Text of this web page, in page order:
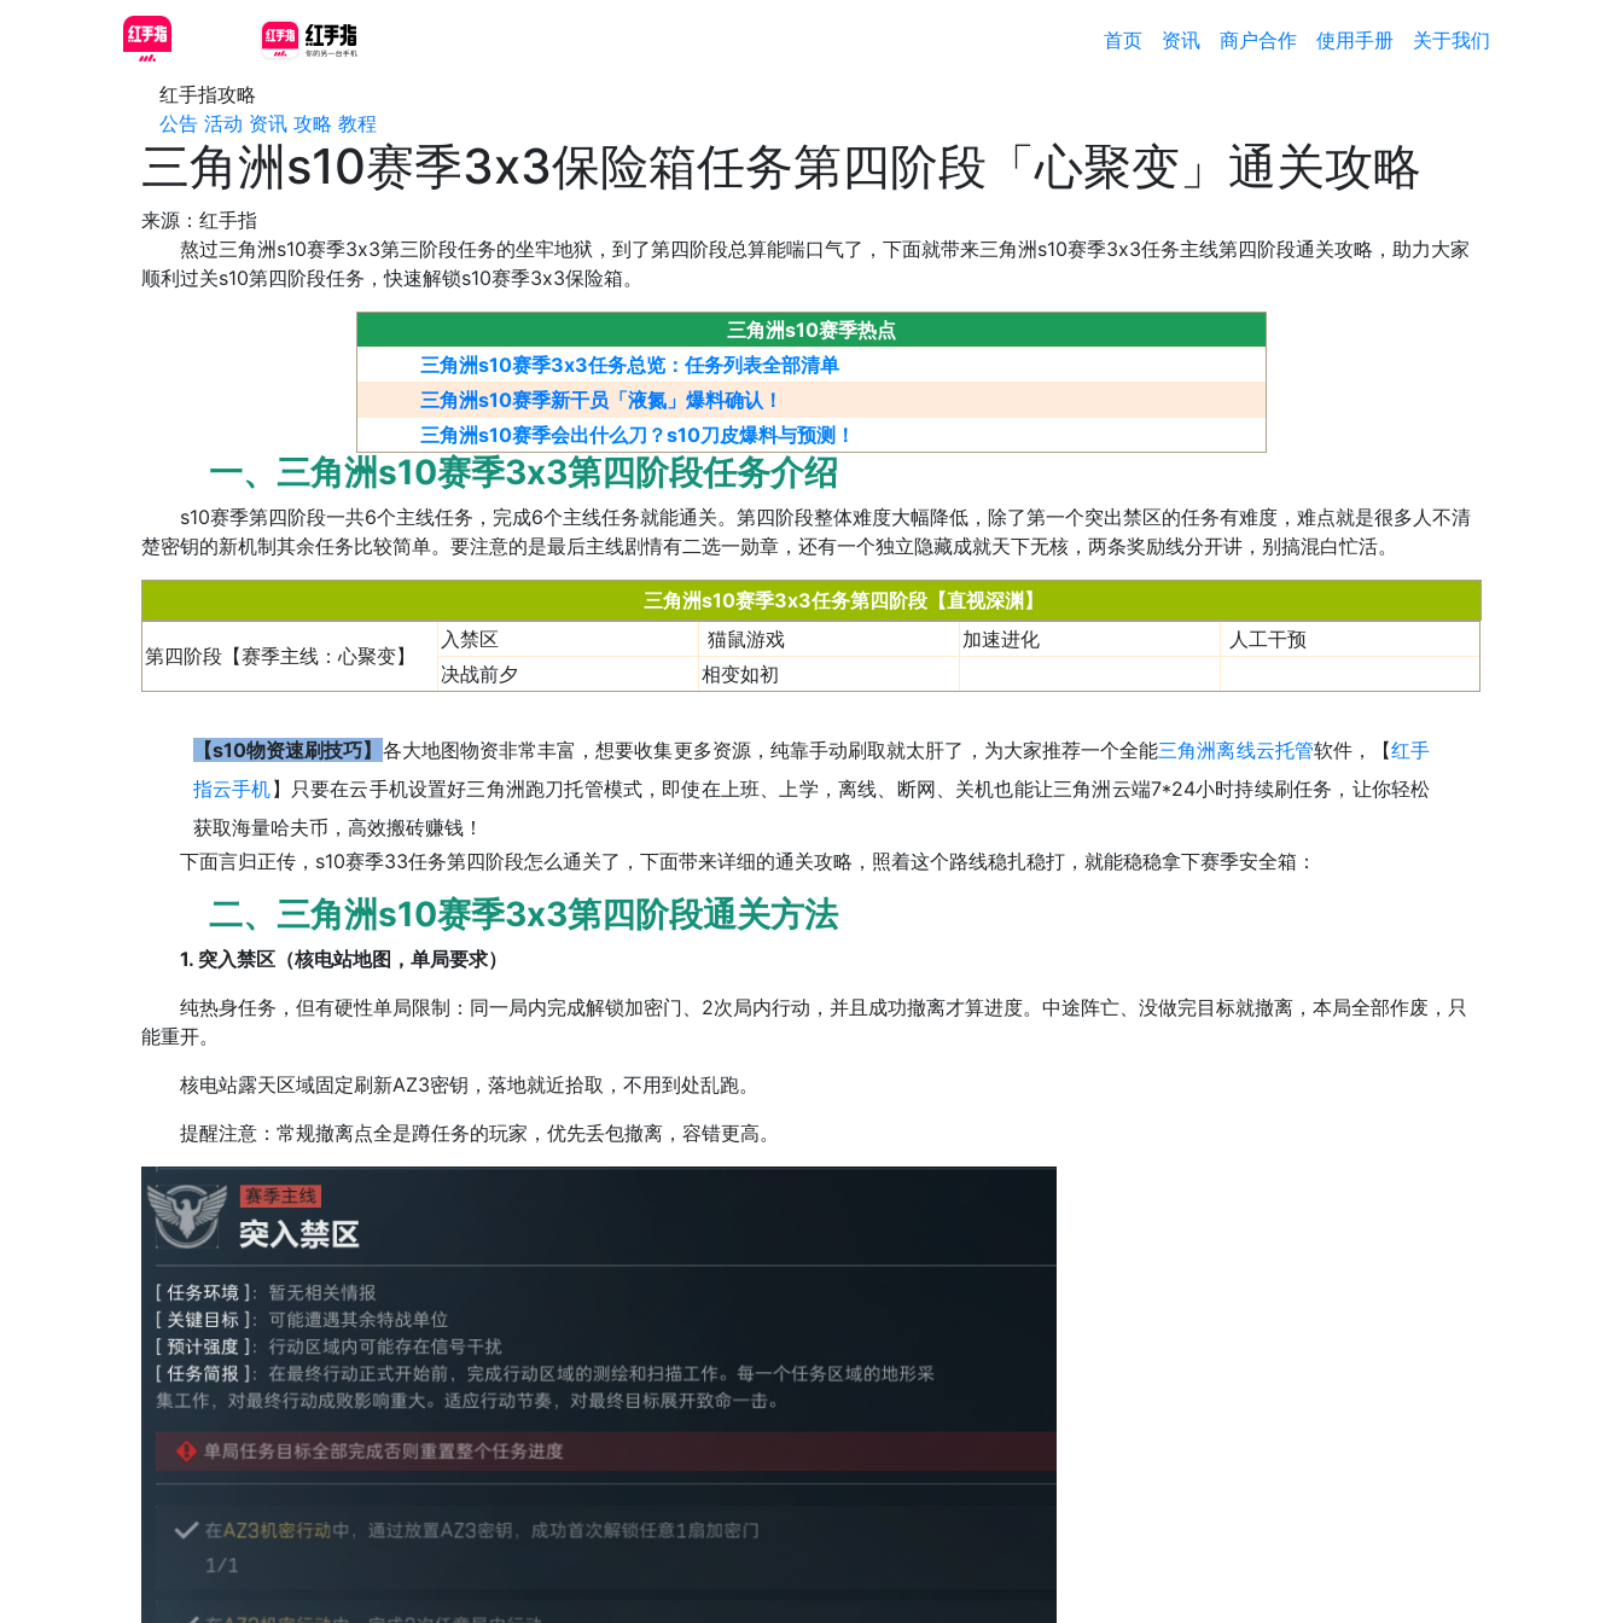
首页 资讯 商户合作 使用手册 关于我们
红手指攻略
公告 活动 资讯 攻略 教程
三角洲s10赛季3x3保险箱任务第四阶段「心聚变」通关攻略
来源：红手指
熬过三角洲s10赛季3x3第三阶段任务的坐牢地狱，到了第四阶段总算能喘口气了，下面就带来三角洲s10赛季3x3任务主线第四阶段通关攻略，助力大家
顺利过关s10第四阶段任务，快速解锁s10赛季3x3保险箱。
三角洲s10赛季热点
三角洲s10赛季3x3任务总览：任务列表全部清单
三角洲s10赛季新干员「液氮」爆料确认！
三角洲s10赛季会出什么刀？s10刀皮爆料与预测！
一、三角洲s10赛季3x3第四阶段任务介绍
s10赛季第四阶段一共6个主线任务，完成6个主线任务就能通关。第四阶段整体难度大幅降低，除了第一个突出禁区的任务有难度，难点就是很多人不清
楚密钥的新机制其余任务比较简单。要注意的是最后主线剧情有二选一勋章，还有一个独立隐藏成就天下无核，两条奖励线分开讲，别搞混白忙活。
三角洲s10赛季3x3任务第四阶段【直视深渊 】
第四阶段【赛季主线：心聚变】
入禁区 猫鼠游戏 加速进化
人工干预
决战前夕
相变如初
【s10物资速刷技巧】 各大地图物资非常丰富，想要收集更多资源，纯靠手动刷取就太肝了，为大家推荐一个全能三角洲离线云托管软件，【红手
指云手机】只要在云手机设置好三角洲跑刀托管模式，即使在上班、上学，离线、断网、关机也能让三角洲云端7*24小时持续刷任务，让你轻松
获取海量哈夫币，高效搬砖赚钱！
下面言归正传，s10赛季33任务第四阶段怎么通关了，下面带来详细的通关攻略，照着这个路线稳扎稳打，就能稳稳拿下赛季安全箱：
二、三角洲s10赛季3x3第四阶段通关方法
1. 突入禁区（核电站地图，单局要求）
纯热身任务，但有硬性单局限制：同一局内完成解锁加密门、2次局内行动，并且成功撤离才算进度。中途阵亡、没做完目标就撤离，本局全部作废，只
能重开。
核电站露天区域固定刷新AZ3密钥，落地就近拾取，不用到处乱跑。
提醒注意：常规撤离点全是蹲任务的玩家，优先丢包撤离，容错更高。